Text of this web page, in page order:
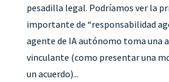
pesadilla legal. Podríamos ver la
importante de “responsabilidad
agente de IA autónomo toma una
vinculante (como presentar una
un acuerdo)...